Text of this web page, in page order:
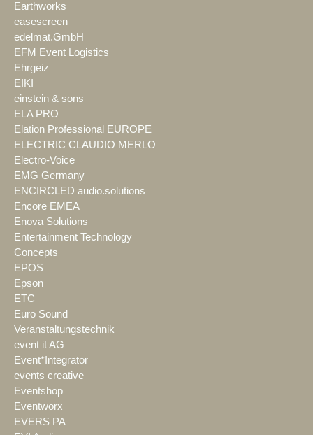
Earthworks
easescreen
edelmat.GmbH
EFM Event Logistics
Ehrgeiz
EIKI
einstein & sons
ELA PRO
Elation Professional EUROPE
ELECTRIC CLAUDIO MERLO
Electro-Voice
EMG Germany
ENCIRCLED audio.solutions
Encore EMEA
Enova Solutions
Entertainment Technology
Concepts
EPOS
Epson
ETC
Euro Sound
Veranstaltungstechnik
event it AG
Event*Integrator
events creative
Eventshop
Eventworx
EVERS PA